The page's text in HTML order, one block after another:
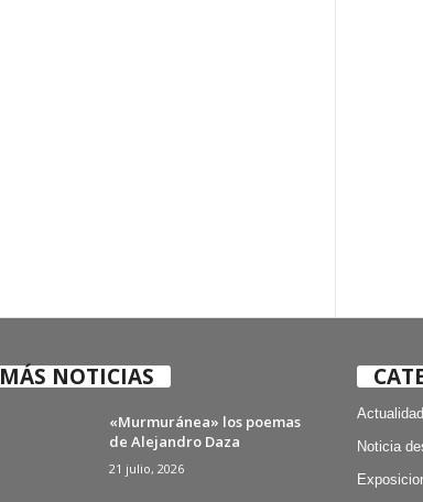
MÁS NOTICIAS
«Murmuránea» los poemas
de Alejandro Daza
21 julio, 2026
Actualidad
Noticia